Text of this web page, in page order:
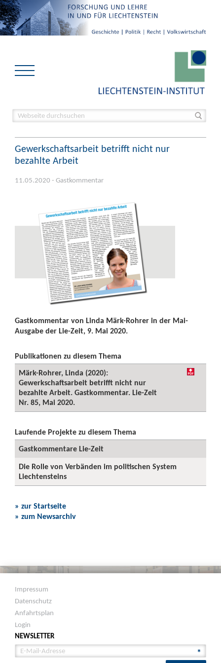
Gewerkschaftsarbeit betrifft nicht nur
bezahlte Arbeit
11.05.2020 - Gastkommentar
Gastkommentar von Linda Märk-Rohrer in der Mai-
Ausgabe der Lie-Zeit, 9. Mai 2020.
Publikationen zu diesem Thema
Märk-Rohrer, Linda (2020):
Gewerkschaftsarbeit betrifft nicht nur
bezahlte Arbeit. Gastkommentar. Lie-Zeit
Nr. 85, Mai 2020.
Laufende Projekte zu diesem Thema
Gastkommentare Lie-Zeit
Die Rolle von Verbänden im politischen System
Liechtensteins
» zur Startseite
» zum Newsarchiv
Impressum
Datenschutz
Anfahrtsplan
Login
NEWSLETTER